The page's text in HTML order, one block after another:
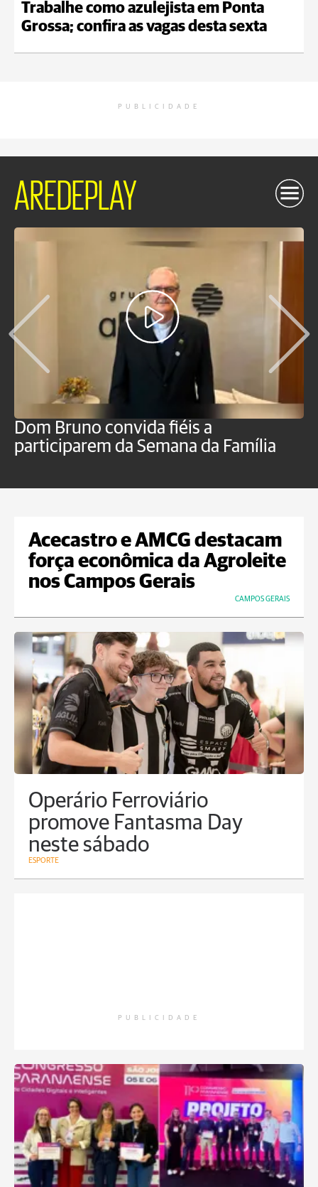
Trabalhe como azulejista em Ponta
Grossa; confira as vagas desta sexta
PUBLICIDADE
AREDEPLAY
Dom Bruno convida fiéis a
participarem da Semana da Família
Acecastro e AMCG destacam
força econômica da Agroleite
nos Campos Gerais
CAMPOS GERAIS
Operário Ferroviário
promove Fantasma Day
neste sábado
ESPORTE
PUBLICIDADE